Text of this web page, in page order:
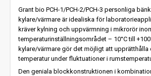
Grant bio PCH-1/PCH-2/PCH-3 personliga
kylare/värmare är idealiska för
kräver kylning och uppvärmning i mikrorör
temperaturinställningsområdet – 10°C till
kylare/värmare gör det möjligt att upprätthålla
temperatur under fluktuationer i
Den geniala blockkonstruktionen i